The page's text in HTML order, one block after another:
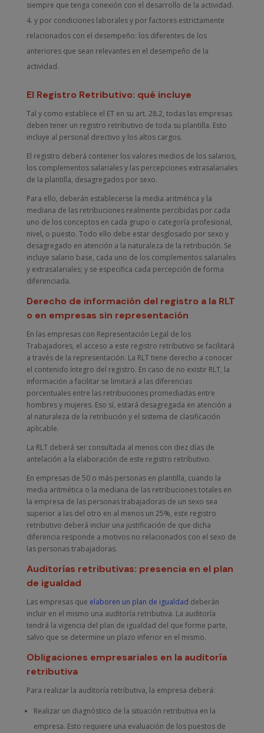
siempre que tenga conexión con el desarrollo de la actividad.
y por condiciones laborales y por factores estrictamente
relacionados con el desempeño: los diferentes de los
anteriores que sean relevantes en el desempeño de la
actividad.
El Registro Retributivo: qué incluye
Tal y como establece el ET en su art. 28.2, todas las empresas
deben tener un registro retributivo de toda su plantilla. Esto
incluye al personal directivo y los altos cargos.
El registro deberá contener los valores medios de los salarios,
los complementos salariales y las percepciones extrasalariales
de la plantilla, desagregados por sexo.
Para ello, deberán establecerse la media aritmética y la
mediana de las retribuciones realmente percibidas por cada
uno de los conceptos en cada grupo o categoría profesional,
nivel, o puesto. Todo ello debe estar desglosado por sexo y
desagregado en atención a la naturaleza de la retribución. Se
incluye salario base, cada uno de los complementos salariales
y extrasalariales; y se especifica cada percepción de forma
diferenciada.
Derecho de información del registro a la RLT
o en empresas sin representación
En las empresas con Representación Legal de los
Trabajadores, el acceso a este registro retributivo se facilitará
a través de la representación. La RLT tiene derecho a conocer
el contenido íntegro del registro. En caso de no existir RLT, la
información a facilitar se limitará a las diferencias
porcentuales entre las retribuciones promediadas entre
hombres y mujeres. Eso sí, estará desagregada en atención a
al naturaleza de la retribución y el sistema de clasificación
aplicable.
La RLT deberá ser consultada al menos con diez días de
antelación a la elaboración de este registro retributivo.
En empresas de 50 o más personas en plantilla, cuando la
media aritmética o la mediana de las retribuciones totales en
la empresa de las personas trabajadoras de un sexo sea
superior a las del otro en al menos un 25%, este registro
retributivo deberá incluir una justificación de que dicha
diferencia responde a motivos no relacionados con el sexo de
las personas trabajadoras.
Auditorías retributivas: presencia en el plan
de igualdad
Las empresas que elaboren un plan de igualdad deberán
incluir en el mismo una auditoría retributiva. La auditoría
tendrá la vigencia del plan de igualdad del que forme parte,
salvo que se determine un plazo inferior en el mismo.
Obligaciones empresariales en la auditoría
retributiva
Para realizar la auditoría retributiva, la empresa deberá:
Realizar un diagnóstico de la situación retributiva en la
empresa. Esto requiere una evaluación de los puestos de